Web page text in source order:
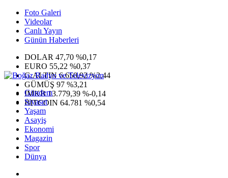
Foto Galeri
Videolar
Canlı Yayın
Günün Haberleri
DOLAR 47,70 %0,17
EURO 55,22 %0,37
G.ALTIN6.650,92 %2,44
GÜMÜŞ 97 %3,21
IMKB13.779,39 %-0,14
BITCOIN 64.781 %0,54
Gündem
Siyaset
Yaşam
Asayiş
Ekonomi
Magazin
Spor
Dünya